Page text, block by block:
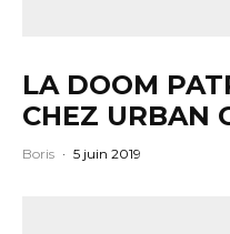
LA DOOM
CHEZ URBAN
Boris · 5 juin 2019